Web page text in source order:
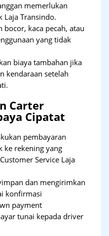
memerlukan
Laja Transindo.
bocor, kaca pecah, atau
yang tidak
biaya tambahan jika
kendaraan setelah
Carter
Cipatat
pembayaran
ke rekening yang
Service Laja
dan mengirimkan
konfirmasi
payment
tunai kepada driver